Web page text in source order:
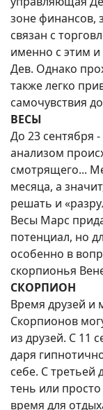
зоне финансов,
связан с
именно с этим
Дев. Однако
также легко
самочувствия
ВЕСЫ
До 23 сентября
анализом
смотрящего...
месяца, а
решать и
Весы Марс
потенциал, но
особенно в
скорпионья
СКОРПИОН
Время друзей и
Скорпионов
из друзей. С 11
даря
себе. С третьей
тень или
время для